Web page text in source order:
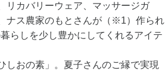
リカバリーウェア、マッサージガ
ナス農家のもとさんが（※1）作られ
らしを少し豊かにしてくれるアイテ
しおの素」。夏子さんのご縁で実現